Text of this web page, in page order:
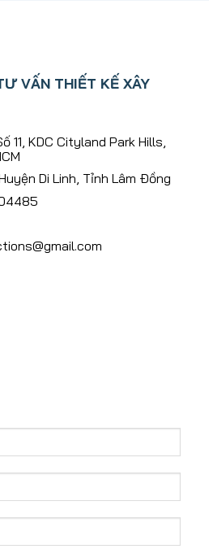
VẤN THIẾT KẾ XÂY
11, KDC Cityland Park Hills,
Di Linh, Tỉnh Lâm Ðồng